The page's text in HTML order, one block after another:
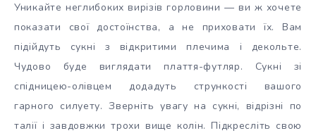
Уникайте неглибоких вирізів горловини — ви ж хочете
показати свої достоїнства, а не приховати їх. Вам
підійдуть сукні з відкритими плечима і декольте.
Чудово буде виглядати плаття-футляр. Сукні зі
спідницею-олівцем додадуть стрункості вашого
гарного силуету. Зверніть увагу на сукні, відрізні по
талії і завдовжки трохи вище колін. Підкресліть свою